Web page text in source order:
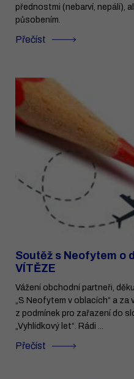
přednostmi (nebarví, nepálí),
působením.
Přečíst
Soutěž s Neofytem o
VÍTĚZE
Vážení obchodní partneři,
„S Neofytem v oblacích“ a za
z podmínek pro zařazení do
„Vyhlídkový let“. Rádi ...
Přečíst